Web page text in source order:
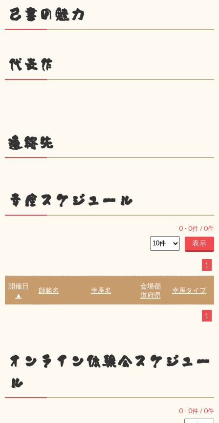
己書の魅力
代表作
連絡先
幸座スケジュール
0 - 0件 /0件
1
開催日
▲
師範名 幸座名
会場都
道府県
幸座タイプ
1
オンライン体験会スケジュー
ル
0 - 0件 /0件